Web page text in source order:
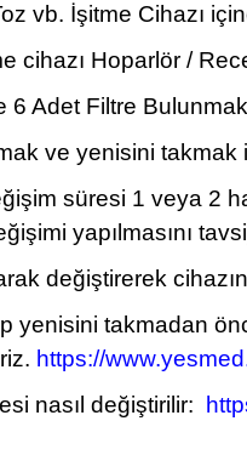
vb. İşitme Cihazı
cihazı Hoparlör /
6 Adet Filtre
ve yenisini
süresi 1 veya 2
yapılmasını
değiştirerek
yenisini takmadan
https://
nasıl değiştirilir: